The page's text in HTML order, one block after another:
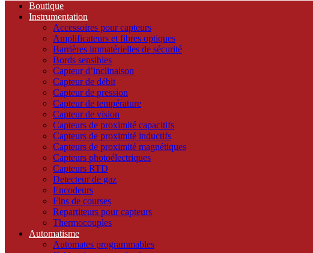
Boutique
Instrumentation
Accessoires pour capteurs
Amplificateurs et fibres optiques
Barrières immatérielles de sécurité
Bords sensibles
Capteur d’inclinaison
Capteur de débit
Capteur de pression
Capteur de température
Capteur de vision
Capteurs de proximité capacitifs
Capteurs de proximité inductifs
Capteurs de proximité magnétiques
Capteurs photoélectriques
Capteurs RTD
Detecteur de gaz
Encodeurs
Fins de courses
Repartiteurs pour capteurs
Thermocouples
Automatisme
Automates programmables